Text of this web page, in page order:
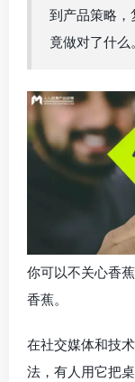
到产品策略
竟做对了什么。
你可以不关心香
香蕉。
在社交媒体和技
法，有人用它把